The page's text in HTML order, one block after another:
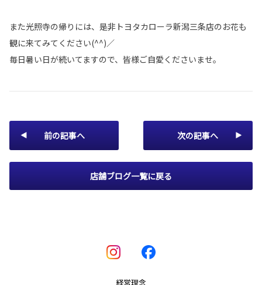
また光照寺の帰りには、是非トヨタカローラ新潟三条店のお花も
観に来てみてください(^^)／
毎日暑い日が続いてますので、皆様ご自愛くださいませ。
前の記事へ
店舗ブログ一覧に戻る
次の記事へ
経営理念